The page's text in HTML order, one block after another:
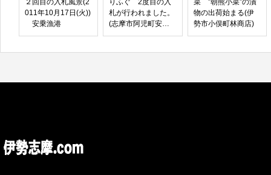
011年10月17日(火))
安乗漁港
札が行われました。
(志摩市阿児町安乗
漁港)
物の出荷始まる(伊
勢市小俣町林商店)